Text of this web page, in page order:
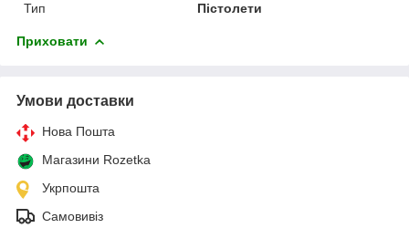
Тип
Пістолети
Приховати
Умови доставки
Нова Пошта
Магазини Rozetka
Укрпошта
Самовивіз